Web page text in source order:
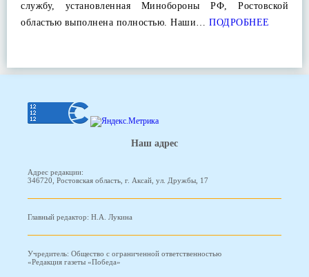
службу, установленная Минобороны РФ, Ростовской
областью выполнена полностью. Наши… ПОДРОБНЕЕ
Наш адрес
Адрес редакции:
346720, Ростовская область, г. Аксай, ул. Дружбы, 17
Главный редактор: Н.А. Лукина
Учредитель: Общество с ограниченной ответственностью
«Редакция газеты «Победа»